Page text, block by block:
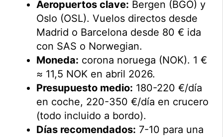
Aeropuertos clave: Bergen (BGO) y
Oslo (OSL). Vuelos directos desde
Madrid o Barcelona desde 80 € ida
con SAS o Norwegian.
Moneda: corona noruega (NOK). 1 €
≈ 11,5 NOK en abril 2026.
Presupuesto medio: 180-220 €/día
en coche, 220-350 €/día en crucero
(todo incluido a bordo).
Días recomendados: 7-10 para una